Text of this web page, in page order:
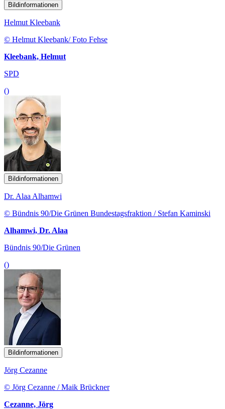
Bildinformationen
Helmut Kleebank
© Helmut Kleebank/ Foto Fehse
Kleebank, Helmut
SPD
()
Bildinformationen
Dr. Alaa Alhamwi
© Bündnis 90/Die Grünen Bundestagsfraktion / Stefan Kaminski
Alhamwi, Dr. Alaa
Bündnis 90/Die Grünen
()
Bildinformationen
Jörg Cezanne
© Jörg Cezanne / Maik Brückner
Cezanne, Jörg